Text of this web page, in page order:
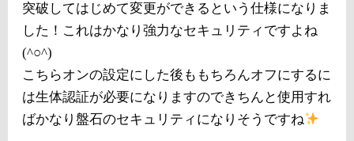
突破してはじめて変更ができるという仕様になりま
した！これはかなり強力なセキュリティですよね
(^○^)
こちらオンの設定にした後ももちろんオフにするに
は生体認証が必要になりますのできちんと使用すれ
ばかなり盤石のセキュリティになりそうですね